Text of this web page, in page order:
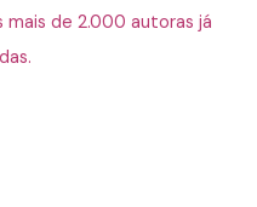
de 2.000 autoras já